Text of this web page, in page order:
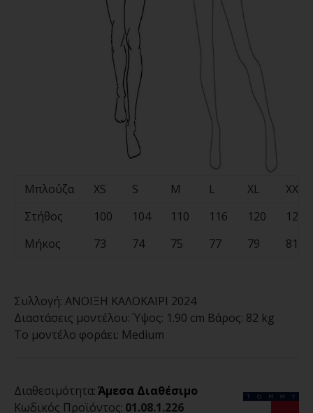
Μπλο΄ύζα XS S M L XL
XXL
Στήθος
100 104 110 116 120
124
Μήκος
73 74 75 77 79 81
Συλλογή: ΑΝΟΙΞΗ ΚΑΛΟΚΑΙΡΙ 2024
Διαστάσεις μοντέλου: Ύψος: 1.90 cm Βάρος: 82 kg
Το μοντέλο φοράει: Medium
Διαθεσιμότητα:Άμεσα Διαθέσιμο
Κωδικός Προϊόντος: 01.08.1.226